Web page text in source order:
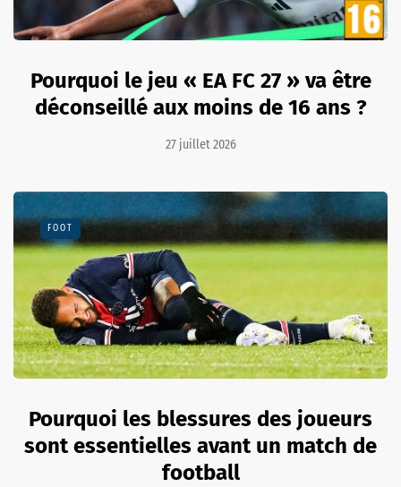
Pourquoi le jeu « EA FC 27 » va être
déconseillé aux moins de 16 ans ?
27 juillet 2026
FOOT
Pourquoi les blessures des joueurs
sont essentielles avant un match de
football